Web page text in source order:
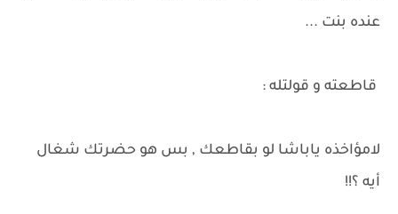
عنده بنت ...
قاطعته و قولتله :
لامؤاخذه ياباشا لو بقاطعك , بس هو حضرتك شغال
أيه ؟!!